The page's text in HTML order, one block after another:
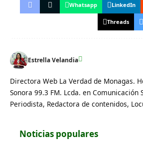
Whatsapp LinkedIn
Threads
Estrella Velandia
Directora Web La Verdad de Monagas.
Sonora 99.3 FM. Lcda. en Comunicación
Periodista, Redactora de contenidos,
Noticias populares